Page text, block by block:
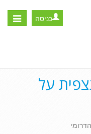
Toggle
כניסה
על